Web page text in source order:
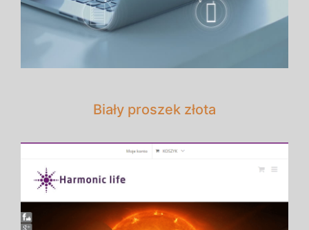
Biały proszek złota